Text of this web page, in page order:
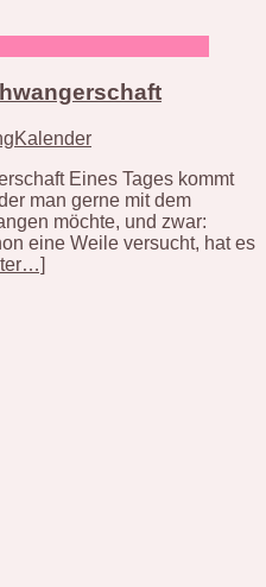
Eines Tages kommt
man gerne mit dem
möchte, und zwar:
eine Weile versucht, hat es